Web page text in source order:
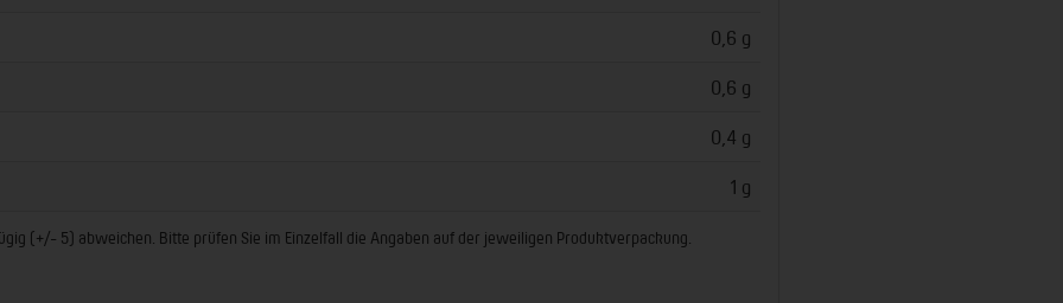
0,6 g
0,6 g
0,4 g
1 g
(+/- 5) abweichen. Bitte prüfen Sie im Einzelfall die Angaben auf der jeweiligen Produktverpackung.